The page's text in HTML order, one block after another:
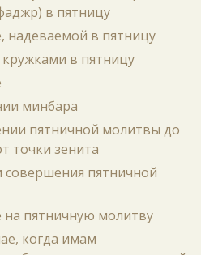
в пятницу
надеваемой в пятницу
кружками в пятницу
минбара
пятничной молитвы до
точки зенита
совершения пятничной
на пятничную молитву
когда имам